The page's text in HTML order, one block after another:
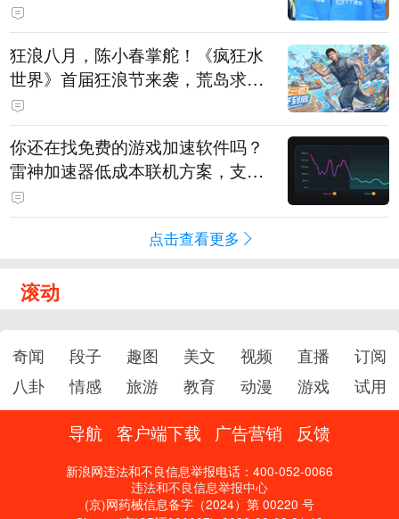
狂浪八月，陈小春掌舵！《疯狂水
世界》首届狂浪节来袭，荒岛求生
直播即将开启
你还在找免费的游戏加速软件吗？
雷神加速器低成本联机方案，支持
免费试用
点击查看更多
滚动
奇闻 段子 趣图 美文 视频 直播
订阅
八卦
情感 旅游 教育 动漫 游戏 试用
导航 客户端下载 广告营销 反馈
新浪网违法和不良信息举报电话：400-052-0066
违法和不良信息举报中心
(京)网药械信息备字（2024）第 00220 号